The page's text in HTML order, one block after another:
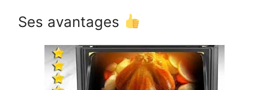
Ses avantages